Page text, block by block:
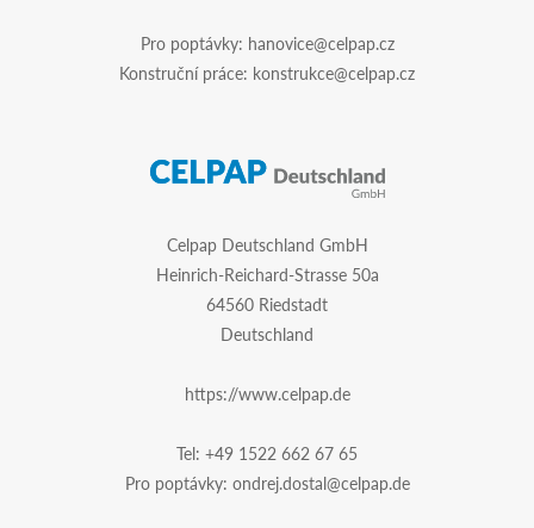
Pro poptávky: hanovice@celpap.cz
Konstruční práce: konstrukce@celpap.cz
Celpap Deutschland GmbH
Heinrich-Reichard-Strasse 50a
64560 Riedstadt
Deutschland
https://www.celpap.de
Tel: +49 1522 662 67 65
Pro poptávky: ondrej.dostal@celpap.de